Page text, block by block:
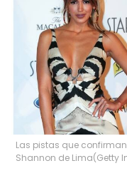
Las pistas que
Shannon de Lima(Getty